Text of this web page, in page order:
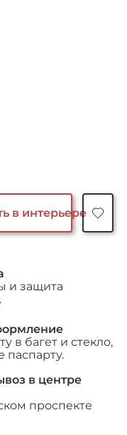
в интерьере
и защита
в багет и стекло,
паспарту.
в центре
проспекте